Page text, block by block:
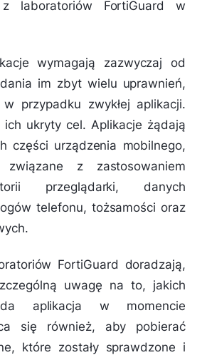
z laboratoriów FortiGuard w
wymagają zazwyczaj od
im zbyt wielu uprawnień,
przypadku zwykłej aplikacji.
ukryty cel. Aplikacje żądają
części urządzenia mobilnego,
z zastosowaniem
przeglądarki, danych
telefonu, tożsamości oraz
FortiGuard doradzają,
uwagę na to, jakich
aplikacja w momencie
się również, aby pobierać
które zostały sprawdzone i